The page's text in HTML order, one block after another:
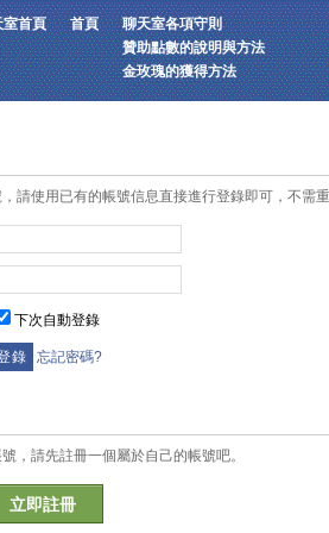
室首頁 首頁
聊天室各項守則
贊助點數的說明與方法
金玫瑰的獲得方法
請使用已有的帳號信息直接進行登錄即可，不需
下次自動登錄
忘記密碼?
，請先註冊一個屬於自己的帳號吧。
立即註冊